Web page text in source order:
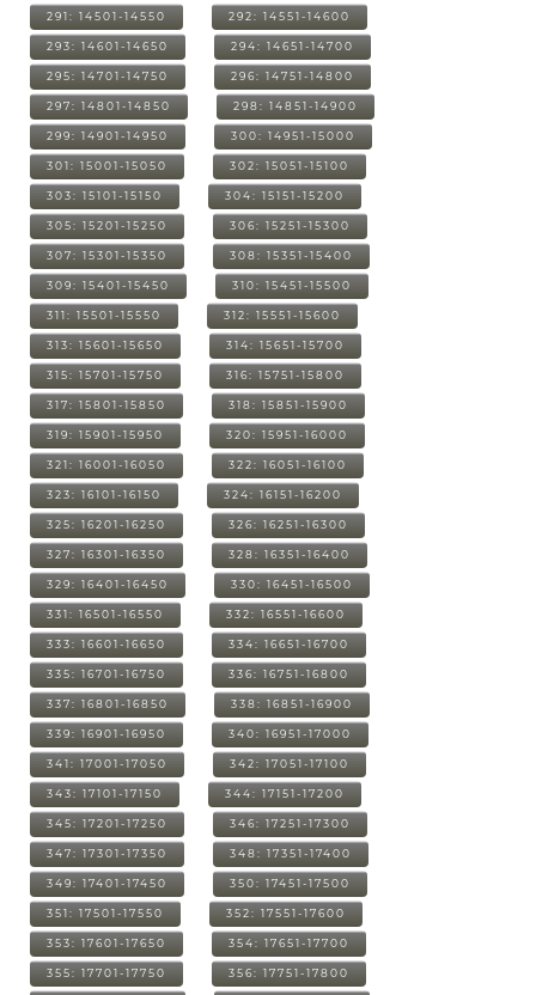
291: 14501-14550 292: 14551-14600
293: 14601-14650 294: 14651-14700
295: 14701-14750 296: 14751-14800
297: 14801-14850 298: 14851-14900
299: 14901-14950 300: 14951-15000
301: 15001-15050 302: 15051-15100
303: 15101-15150 304: 15151-15200
305: 15201-15250 306: 15251-15300
307: 15301-15350 308: 15351-15400
309: 15401-15450 310: 15451-15500
311: 15501-15550 312: 15551-15600
313: 15601-15650 314: 15651-15700
315: 15701-15750 316: 15751-15800
317: 15801-15850 318: 15851-15900
319: 15901-15950 320: 15951-16000
321: 16001-16050 322: 16051-16100
323: 16101-16150 324: 16151-16200
325: 16201-16250 326: 16251-16300
327: 16301-16350 328: 16351-16400
329: 16401-16450 330: 16451-16500
331: 16501-16550 332: 16551-16600
333: 16601-16650 334: 16651-16700
335: 16701-16750 336: 16751-16800
337: 16801-16850 338: 16851-16900
339: 16901-16950 340: 16951-17000
341: 17001-17050 342: 17051-17100
343: 17101-17150 344: 17151-17200
345: 17201-17250 346: 17251-17300
347: 17301-17350 348: 17351-17400
349: 17401-17450 350: 17451-17500
351: 17501-17550 352: 17551-17600
353: 17601-17650 354: 17651-17700
355: 17701-17750 356: 17751-17800